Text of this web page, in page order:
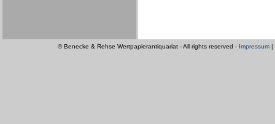
© Benecke & Rehse Wertpapierantiquariat - All rights reserved - Impressum |